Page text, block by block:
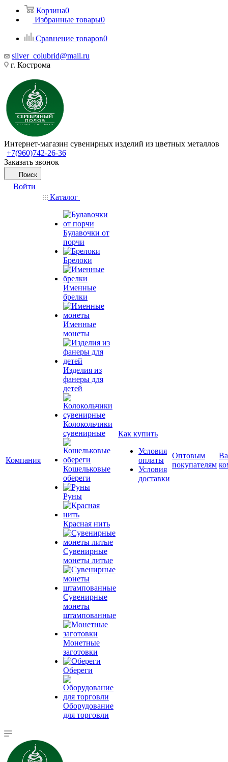
Корзина0
Избранные товары0
Сравнение товаров0
silver_colubrid@mail.ru
г. Кострома
Интернет-магазин сувенирных изделий из цветных металлов
+7(960)742-26-36
Заказать звонок
Поиск
Войти
Компания
Каталог
Булавочки от
порчи
Брелоки
Именные
брелки
Именные
монеты
Изделия из
фанеры для
детей
Колокольчики
сувенирные
Кошельковые
обереги
Руны
Красная нить
Сувенирные
монеты литые
Сувенирные
монеты
штампованные
Монетные
заготовки
Обереги
Оборудование
для торговли
Как купить
Условия
оплаты
Условия
доставки
Оптовым
покупателям